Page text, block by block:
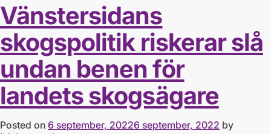
Vänstersidans
skogspolitik riskerar slå
undan benen för
landets skogsägare
Posted on 6 september, 20226 september, 2022 by